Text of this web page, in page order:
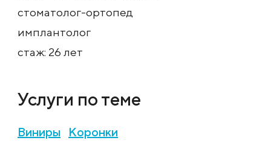
стоматолог-ортопед
имплантолог
стаж: 26 лет
Услуги по теме
Виниры Коронки